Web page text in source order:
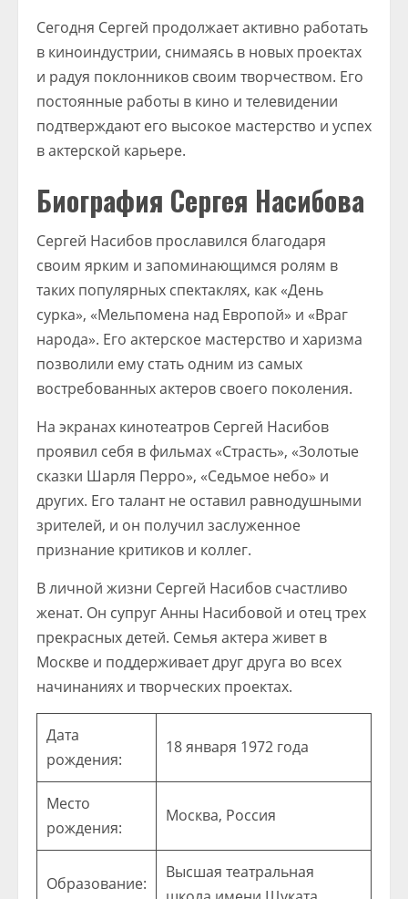
Сегодня Сергей продолжает активно работать
в киноиндустрии, снимаясь в новых проектах
и радуя поклонников своим творчеством. Его
постоянные работы в кино и телевидении
подтверждают его высокое мастерство и успех
в актерской карьере.
Биография Сергея Насибова
Сергей Насибов прославился благодаря
своим ярким и запоминающимся ролям в
таких популярных спектаклях, как «День
сурка», «Мельпомена над Европой» и «Враг
народа». Его актерское мастерство и харизма
позволили ему стать одним из самых
востребованных актеров своего поколения.
На экранах кинотеатров Сергей Насибов
проявил себя в фильмах «Страсть», «Золотые
сказки Шарля Перро», «Седьмое небо» и
других. Его талант не оставил равнодушными
зрителей, и он получил заслуженное
признание критиков и коллег.
В личной жизни Сергей Насибов счастливо
женат. Он супруг Анны Насибовой и отец трех
прекрасных детей. Семья актера живет в
Москве и поддерживает друг друга во всех
начинаниях и творческих проектах.
Дата
рождения:
18 января 1972 года
Место
рождения:
Москва, Россия
Образование:
Высшая театральная